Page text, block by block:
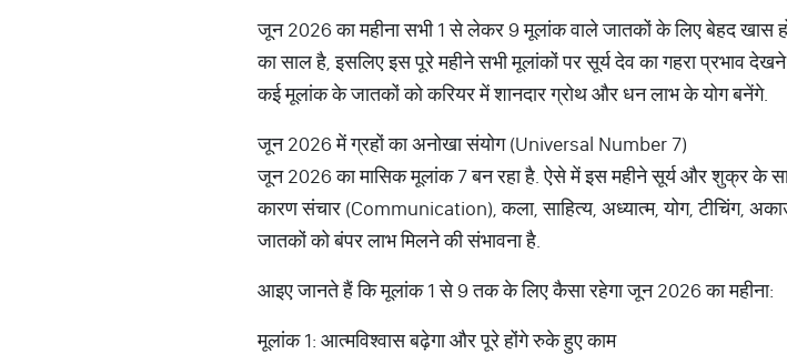
जून 2026 का महीना सभी 1 से लेकर 9 मूलांक वाले जातकों के लिए बेहद खास
का साल है, इसलिए इस पूरे महीने सभी मूलांकों पर सूर्य देव का गहरा प्रभाव
कई मूलांक के जातकों को करियर में शानदार ग्रोथ और धन लाभ के योग बनेंगे.
जून 2026 में ग्रहों का अनोखा संयोग (Universal Number 7)
जून 2026 का मासिक मूलांक 7 बन रहा है. ऐसे में इस महीने सूर्य और शुक्र के
कारण संचार (Communication), कला, साहित्य, अध्यात्म, योग, टीचिंग,
जातकों को बंपर लाभ मिलने की संभावना है.
आइए जानते हैं कि मूलांक 1 से 9 तक के लिए कैसा रहेगा जून 2026 का महीना:
मूलांक 1: आत्मविश्वास बढ़ेगा और पूरे होंगे रुके हुए काम